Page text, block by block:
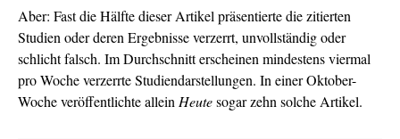
Aber: Fast die Hälfte dieser Artikel präsentierte die zitierten
Studien oder deren Ergebnisse verzerrt, unvollständig oder
schlicht falsch. Im Durchschnitt erscheinen mindestens viermal
pro Woche verzerrte Studiendarstellungen. In einer Oktober-
Woche veröffentlichte allein Heutesogar zehn solche Artikel.